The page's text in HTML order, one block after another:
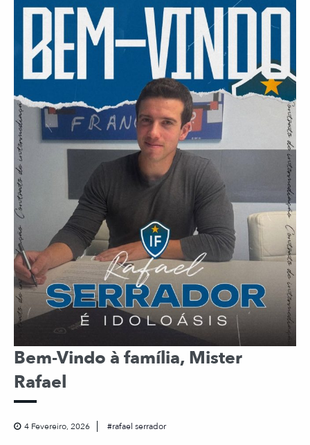
Bem-Vindo à família, Mister
Rafael
4 Fevereiro, 2026 rafael serrador